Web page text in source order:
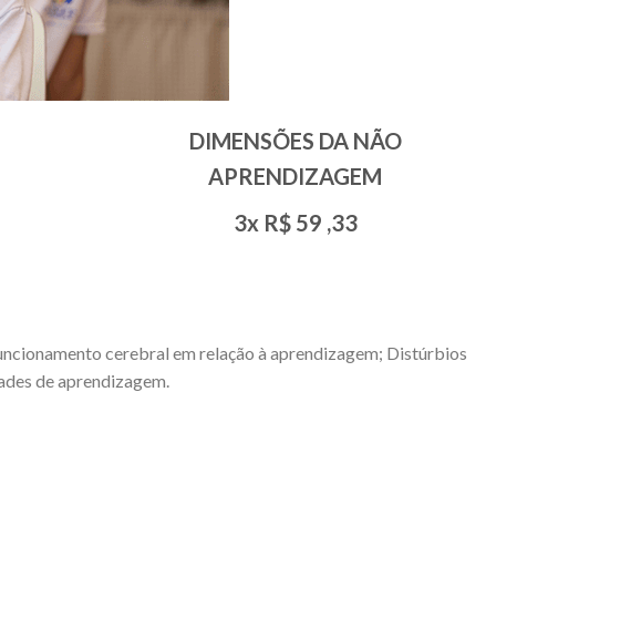
DIMENSÕES DA NÃO
APRENDIZAGEM
3x R$ 59 ,33
cerebral em relação à aprendizagem; Distúrbios
de aprendizagem.